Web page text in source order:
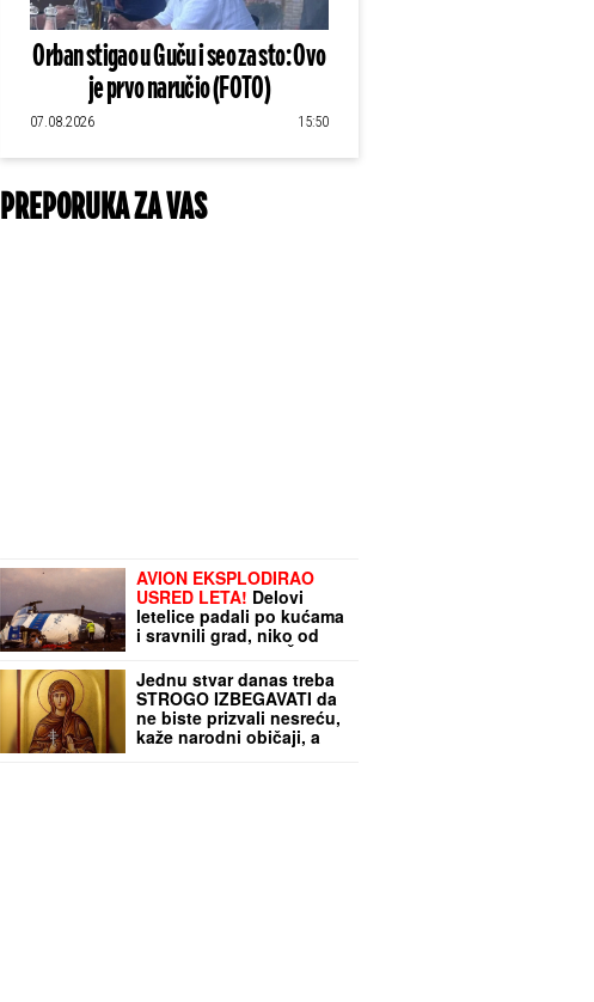
Orban stigao u Guču i seo za sto: Ovo
je prvo naručio (FOTO)
07.08.2026 15:50
PREPORUKA ZA VAS
AVION EKSPLODIRAO
USRED LETA! Delovi
letelice padali po kućama
i sravnili grad, niko od
270 ljudi NIJE PREŽIVEO:
Noć kada je nebo gorelo
Jednu stvar danas treba
STROGO IZBEGAVATI da
ne biste prizvali nesreću,
kaže narodni običaji, a